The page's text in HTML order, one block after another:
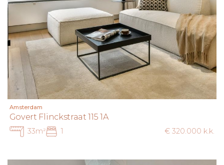
Amsterdam
Govert Flinckstraat 115 1A
33m² 1 € 320.000 k.k.